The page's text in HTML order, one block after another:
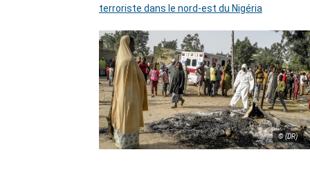
terroriste dans le nord-est du Nigéria
© (DR)